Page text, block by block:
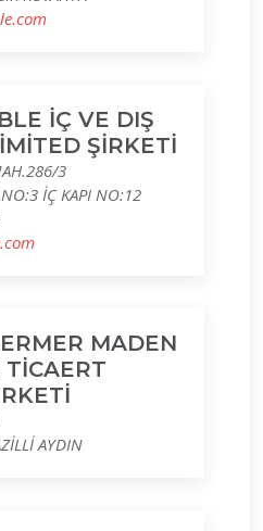
İÇ VE DIŞ
ŞİRKETİ
3
İÇ KAPI NO:12
MADEN
TİCAERT
AYDIN